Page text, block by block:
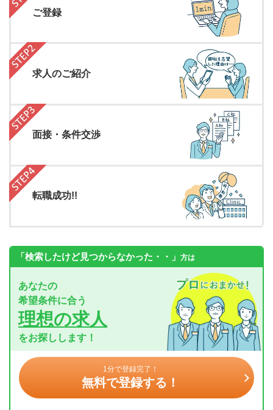
ご登録
求人のご紹介
面接・条件交渉
転職成功!!
「検索したけど見つからなかった・・」 方は
あなたの
希望条件に合う
理想の求人
をお探しします！
1分で登録完了！
無料で登録する！